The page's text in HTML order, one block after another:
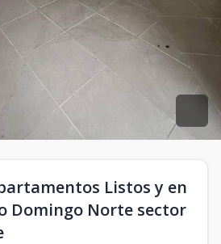
Listos y en
Domingo Norte sector